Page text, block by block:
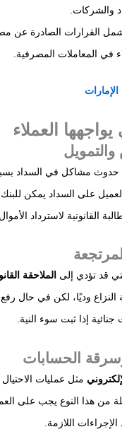
والشركات.
القرارات الصادرة عن
في المعاملات المصرفية.
الإمارات
يواجهها العملاء
مشاكل في السداد بسبب
على السداد يمكن للبنك
القانونية لاسترداد الأموال.
قد تؤدي إلى الملاحقة
وديًا، لكن في حال
إذا ثبت سوء النية.
الحسابات
مثل عمليات الاحتيال
من هذا النوع يجب على
اللازمة.